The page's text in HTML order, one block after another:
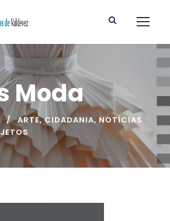
Moda
ARTE, CIDADANIA, NOTÍCIAS